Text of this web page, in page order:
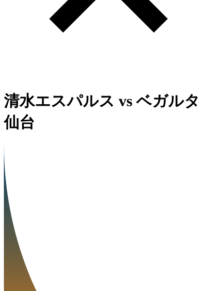
清水エスパルス vs ベガルタ
仙台